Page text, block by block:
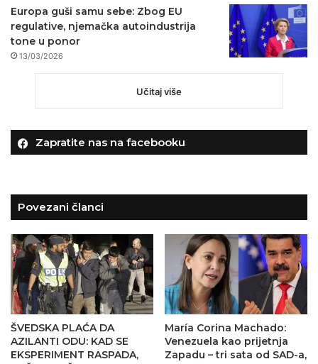
Europa guši samu sebe: Zbog EU
regulative, njemačka autoindustrija
tone u ponor
13/03/2026
Učitaj više
Zapratite nas na facebooku
Povezani članci
ŠVEDSKA PLAĆA DA
AZILANTI ODU: KAD SE
EKSPERIMENT RASPADA,
María Corina Machado:
Venezuela kao prijetnja
Zapadu – tri sata od SAD-a,